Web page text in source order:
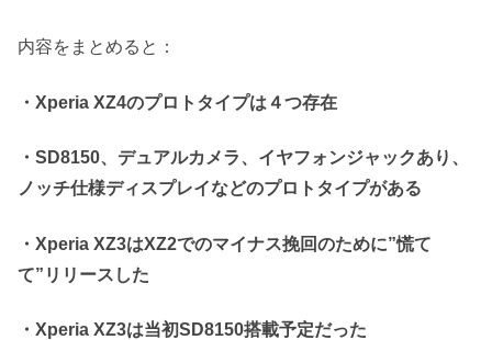
内容をまとめると：
・Xperia XZ4のプロトタイプは４つ存在
・SD8150、デュアルカメラ、イヤフォンジャックあり、
ノッチ仕様ディスプレイなどのプロトタイプがある
・Xperia XZ3はXZ2でのマイナス挽回のために”慌て
て”リリースした
・Xperia XZ3は当初SD8150搭載予定だった